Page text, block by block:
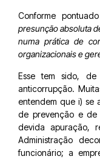
Conforme
presunção absoluta
numa prática de
organizacionais e
Esse tem sido,
anticorrupção.
entendem que i) se
de prevenção e
devida apuração,
Administração
funcionário; a